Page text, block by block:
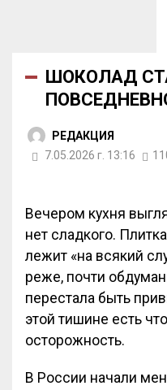
ШОКОЛАД
РЕДАКЦИЯ
7.05.2026 г. 13:16
Вечером кухня
нет сладкого.
лежит «на всякий
реже, почти
перестала быть
этой тишине есть
осторожность.
В России начали